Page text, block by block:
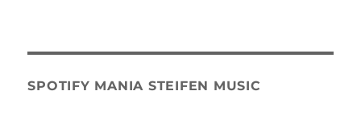
SPOTIFY MANIA STEIFEN MUSIC